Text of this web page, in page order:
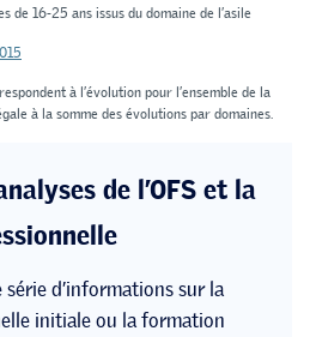
de 16-25 ans issus du domaine de l’asile
à l’évolution pour l’ensemble de la
à la somme des évolutions par domaines.
de l’OFS et la
d’informations sur la
initiale ou la formation